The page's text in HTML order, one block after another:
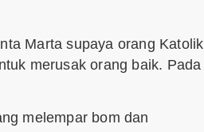
Marta supaya orang Katolik
merusak orang baik. Pada
melempar bom dan